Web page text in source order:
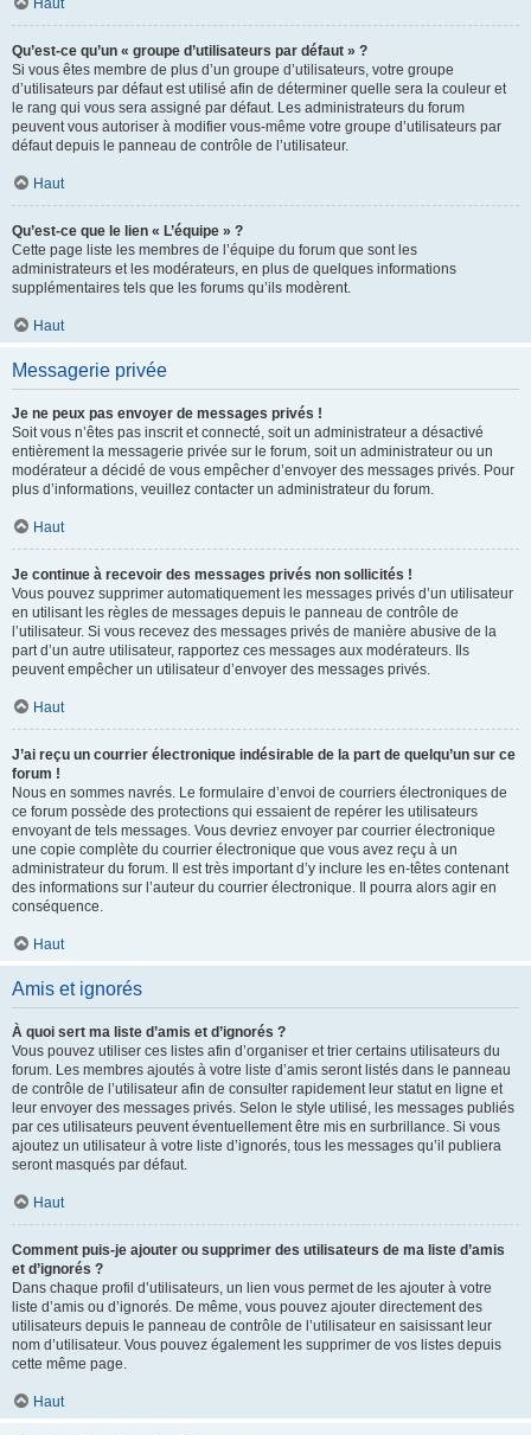
Haut
Qu’est-ce qu’un « groupe d’utilisateurs par défaut » ?
Si vous êtes membre de plus d’un groupe d’utilisateurs, votre groupe
d’utilisateurs par défaut est utilisé afin de déterminer quelle sera la couleur et
le rang qui vous sera assigné par défaut. Les administrateurs du forum
peuvent vous autoriser à modifier vous-même votre groupe d’utilisateurs par
défaut depuis le panneau de contrôle de l’utilisateur.
Haut
Qu’est-ce que le lien « L’équipe » ?
Cette page liste les membres de l’équipe du forum que sont les
administrateurs et les modérateurs, en plus de quelques informations
supplémentaires tels que les forums qu’ils modèrent.
Haut
Messagerie privée
Je ne peux pas envoyer de messages privés !
Soit vous n’êtes pas inscrit et connecté, soit un administrateur a désactivé
entièrement la messagerie privée sur le forum, soit un administrateur ou un
modérateur a décidé de vous empêcher d’envoyer des messages privés. Pour
plus d’informations, veuillez contacter un administrateur du forum.
Haut
Je continue à recevoir des messages privés non sollicités !
Vous pouvez supprimer automatiquement les messages privés d’un utilisateur
en utilisant les règles de messages depuis le panneau de contrôle de
l’utilisateur. Si vous recevez des messages privés de manière abusive de la
part d’un autre utilisateur, rapportez ces messages aux modérateurs. Ils
peuvent empêcher un utilisateur d’envoyer des messages privés.
Haut
J’ai reçu un courrier électronique indésirable de la part de quelqu’un sur ce
forum !
Nous en sommes navrés. Le formulaire d’envoi de courriers électroniques de
ce forum possède des protections qui essaient de repérer les utilisateurs
envoyant de tels messages. Vous devriez envoyer par courrier électronique
une copie complète du courrier électronique que vous avez reçu à un
administrateur du forum. Il est très important d’y inclure les en-têtes contenant
des informations sur l’auteur du courrier électronique. Il pourra alors agir en
conséquence.
Haut
Amis et ignorés
À quoi sert ma liste d’amis et d’ignorés ?
Vous pouvez utiliser ces listes afin d’organiser et trier certains utilisateurs du
forum. Les membres ajoutés à votre liste d’amis seront listés dans le panneau
de contrôle de l’utilisateur afin de consulter rapidement leur statut en ligne et
leur envoyer des messages privés. Selon le style utilisé, les messages publiés
par ces utilisateurs peuvent éventuellement être mis en surbrillance. Si vous
ajoutez un utilisateur à votre liste d’ignorés, tous les messages qu’il publiera
seront masqués par défaut.
Haut
Comment puis-je ajouter ou supprimer des utilisateurs de ma liste d’amis
et d’ignorés ?
Dans chaque profil d’utilisateurs, un lien vous permet de les ajouter à votre
liste d’amis ou d’ignorés. De même, vous pouvez ajouter directement des
utilisateurs depuis le panneau de contrôle de l’utilisateur en saisissant leur
nom d’utilisateur. Vous pouvez également les supprimer de vos listes depuis
cette même page.
Haut